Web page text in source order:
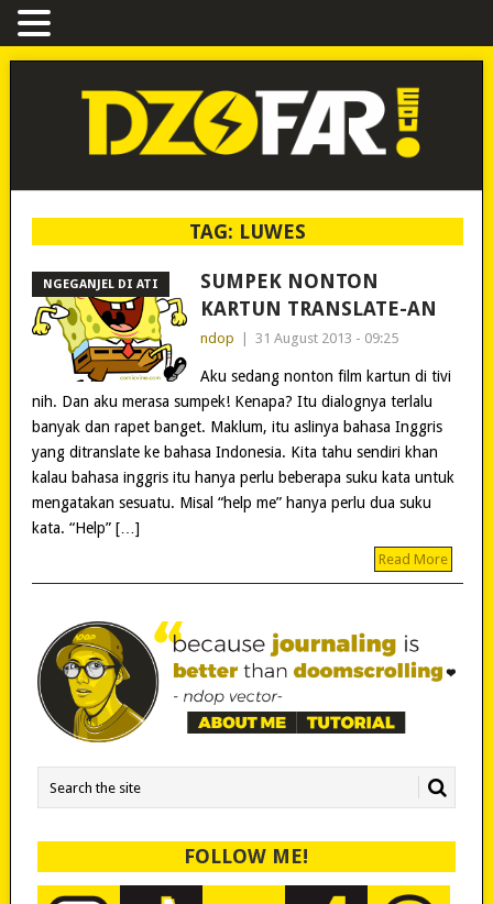
TAG: LUWES
NGEGANJEL DI ATI
SUMPEK NONTON
KARTUN TRANSLATE-AN
ndop 31 August 2013 - 09:25
Aku sedang nonton film kartun di tivi
nih. Dan aku merasa sumpek! Kenapa? Itu dialognya terlalu
banyak dan rapet banget. Maklum, itu aslinya bahasa Inggris
yang ditranslate ke bahasa Indonesia. Kita tahu sendiri khan
kalau bahasa inggris itu hanya perlu beberapa suku kata untuk
mengatakan sesuatu. Misal “help me” hanya perlu dua suku
kata. “Help” […]
Read More
FOLLOW ME!